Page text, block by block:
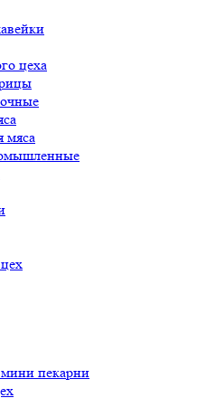
цеха
мяса
пекарни